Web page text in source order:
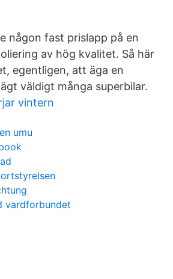
någon fast prislapp på en
av hög kvalitet. Så här
egentligen, att äga en
väldigt många superbilar.
vintern
umu
vardforbundet